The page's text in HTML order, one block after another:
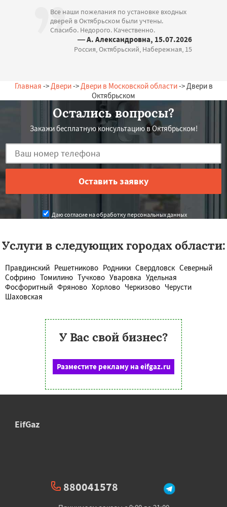
Все наши пожелания по установке входных
дверей в Октябрьском были учтены.
Спасибо. Недорого. Качественно.
— А. Александровна, 15.07.2026
Россия, Октябрьский, Набережная, 15
Главная -> Двери-> Двери в Московской области-> Двери в
Октябрьском
Остались вопросы?
Закажи бесплатную консультацию в Октябрьском!
Даю согласие на обработку персональных данных
Услуги в следующих городах области:
Правдинский Решетниково Родники Свердловск Северный
Софрино Томилино Тучково Уваровка Удельная
Фосфоритный Фряново Хорлово Черкизово Черусти
Шаховская
У Вас свой бизнес?
Разместите рекламу на eifgaz.ru
EifGaz
880041578